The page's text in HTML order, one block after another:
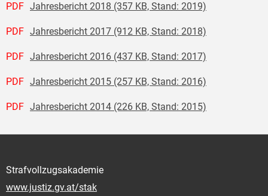
PDF Jahresbericht 2018 (357 KB, Stand: 2019)
PDF Jahresbericht 2017 (912 KB, Stand: 2018)
PDF Jahresbericht 2016 (437 KB, Stand: 2017)
PDF Jahresbericht 2015 (257 KB, Stand: 2016)
PDF Jahresbericht 2014 (226 KB, Stand: 2015)
Strafvollzugsakademie
www.justiz.gv.at/stak